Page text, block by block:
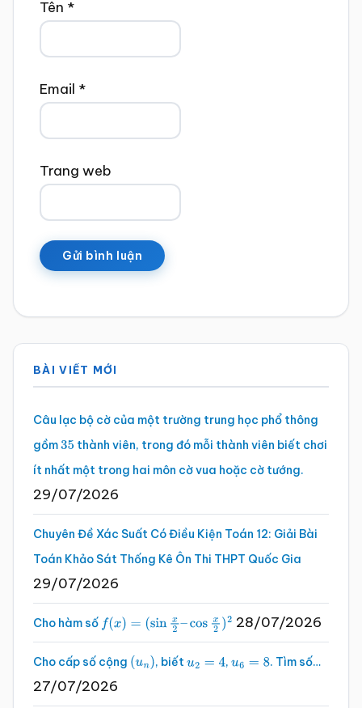
Tên *
Email *
Trang web
Sidebar
chính
BÀI VIẾT MỚI
Câu lạc bộ cờ của một trường trung học phổ thông
gồm35 thành viên, trong đó mỗi thành viên biết chơi
ít nhất một trong hai môn cờ vua hoặc cờ tướng.
29/07/2026
Chuyên Đề Xác Suất Có Điều Kiện Toán 12: Giải Bài
Toán Khảo Sát Thống Kê Ôn Thi THPT Quốc Gia
29/07/2026
Cho hàm số f(x)=(sinx2 –cosx2 )2 28/07/2026
Cho cấp số cộng (un), biếtu2 =4 , u6 =8 . Tìm số…
27/07/2026